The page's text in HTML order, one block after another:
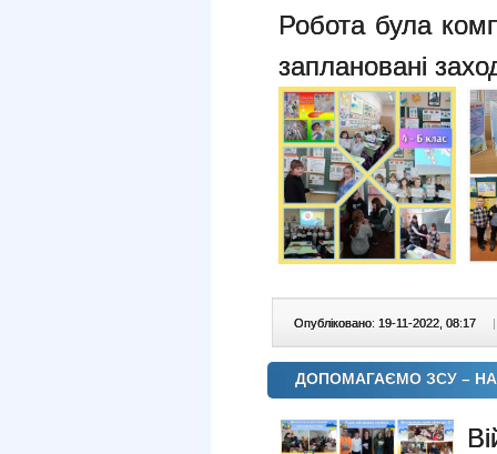
Робота була
заплановані
Опубліковано: 19-11-2022, 08:17 |
ДОПОМАГАЄМО ЗСУ –